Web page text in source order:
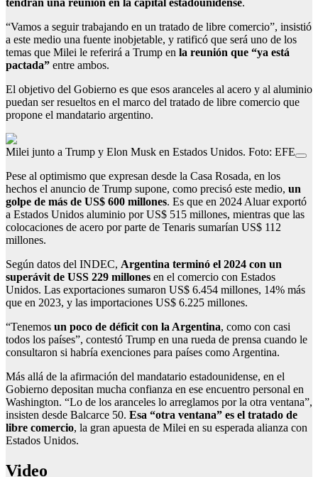
“Vamos a seguir trabajando en un tratado de libre comercio”, insistió
a este medio una fuente inobjetable, y ratificó que será uno de los
temas que Milei le referirá a Trump en la reunión que “ya está
pactada” entre ambos.
El objetivo del Gobierno es que esos aranceles al acero y al aluminio
puedan ser resueltos en el marco del tratado de libre comercio que
propone el mandatario argentino.
Milei junto a Trump y Elon Musk en Estados Unidos. Foto: EFE
Pese al optimismo que expresan desde la Casa Rosada, en los
hechos el anuncio de Trump supone, como precisó este medio, un
golpe de más de US$ 600 millones. Es que en 2024 Aluar exportó
a Estados Unidos aluminio por US$ 515 millones, mientras que las
colocaciones de acero por parte de Tenaris sumarían US$ 112
millones.
Según datos del INDEC, Argentina terminó el 2024 con un
superávit de USS 229 millones en el comercio con Estados
Unidos. Las exportaciones sumaron US$ 6.454 millones, 14% más
que en 2023, y las importaciones US$ 6.225 millones.
“Tenemos un poco de déficit con la Argentina, como con casi
todos los países”, contestó Trump en una rueda de prensa cuando le
consultaron si habría exenciones para países como Argentina.
Más allá de la afirmación del mandatario estadounidense, en el
Gobierno depositan mucha confianza en ese encuentro personal en
Washington. “Lo de los aranceles lo arreglamos por la otra ventana”,
insisten desde Balcarce 50. Esa “otra ventana” es el tratado de
libre comercio, la gran apuesta de Milei en su esperada alianza con
Estados Unidos.
Video